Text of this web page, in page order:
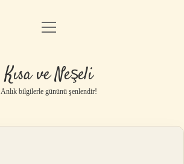
Anasayfa
Yasal Uyarı
menüyü
Kısa ve Neşeli
Anlık bilgilerle gününü şenlendir!